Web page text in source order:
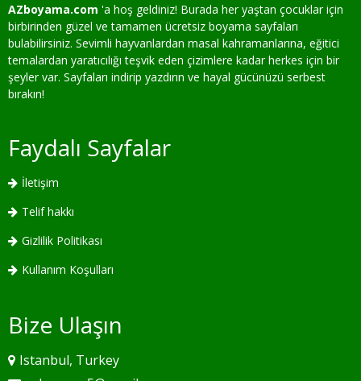
AZboyama.com 'a hoş geldiniz! Burada her yaştan çocuklar için
birbirinden güzel ve tamamen ücretsiz boyama sayfaları
bulabilirsiniz. Sevimli hayvanlardan masal kahramanlarına, eğitici
temalardan yaratıcılığı teşvik eden çizimlere kadar herkes için bir
şeyler var. Sayfaları indirip yazdırın ve hayal gücünüzü serbest
bırakın!
Faydalı Sayfalar
İletişim
Telif hakkı
Gizlilik Politikası
Kullanım Koşulları
Bize Ulaşın
Istanbul, Turkey